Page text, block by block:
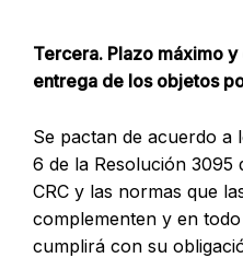
Tercera. Plazo máximo
entrega de los objetos
Se pactan de acuerdo a
6 de la Resolución 3095
CRC y las normas que
complementen y en
cumplirá con su